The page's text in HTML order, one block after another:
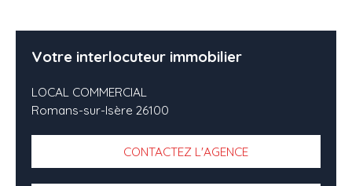
Votre interlocuteur immobilier
LOCAL COMMERCIAL
Romans-sur-Isère 26100
CONTACTEZ L'AGENCE